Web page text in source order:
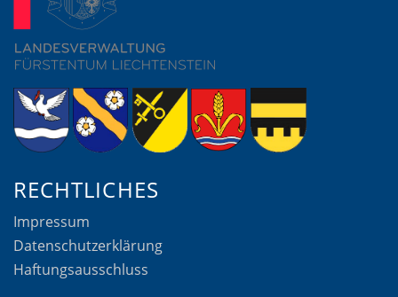
RECHTLICHES
Impressum
Datenschutzerklärung
Haftungsausschluss